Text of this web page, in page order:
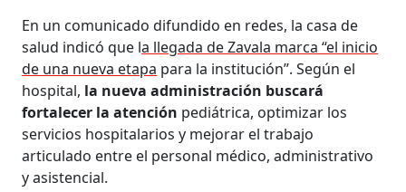
En un comunicado difundido en redes, la casa de
salud indicó que la llegada de Zavala marca “el inicio
de una nueva etapa para la institución”. Según el
hospital, la nueva administración buscará
fortalecer la atención pediátrica, optimizar los
servicios hospitalarios y mejorar el trabajo
articulado entre el personal médico, administrativo
y asistencial.